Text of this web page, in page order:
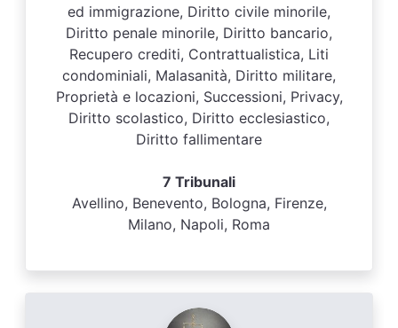
ed immigrazione, Diritto civile minorile,
Diritto penale minorile, Diritto bancario,
Recupero crediti, Contrattualistica, Liti
condominiali, Malasanità, Diritto militare,
Proprietà e locazioni, Successioni, Privacy,
Diritto scolastico, Diritto ecclesiastico,
Diritto fallimentare
7 Tribunali
Avellino, Benevento, Bologna, Firenze,
Milano, Napoli, Roma